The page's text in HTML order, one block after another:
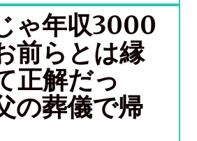
ゃ年収3000
前らとは縁
正解だっ
の葬儀で帰